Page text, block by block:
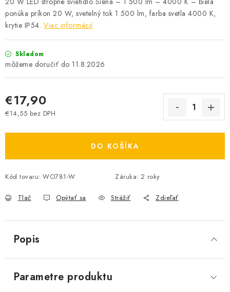
Reklamácie a formulár na odstúpenie od zmluvy
Obchodné podmienky
Podmienky ochrany osobných údajov
Zľavy pre profíkov
Hodnotenie obchodu
ponúka príkon 20 W, svetelný tok 1 500 lm, farba svetla 4000 K,
krytie IP54. Viac informácií
Skladom
11.8.2026
€17,90
€14,55 bez DPH
DO KOŠÍKA
Kód tovaru: WO781-W Záruka: 2 roky
Tlač Opýtať sa Strážiť Zdieľať
Popis
Parametre produktu